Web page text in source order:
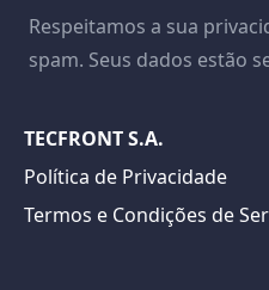
Respeitamos a sua
spam. Seus dados estão
TECFRONT S.A.
Política de Privacidade
Termos e Condições de